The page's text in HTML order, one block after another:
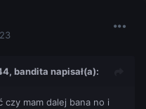
bandita napisał(a):
czy mam dalej bana no i